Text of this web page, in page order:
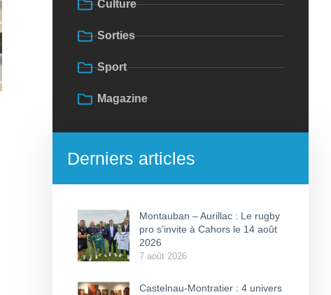
Culture
Sorties
Sport
Magazine
Derniers articles
Montauban – Aurillac : Le rugby
pro s’invite à Cahors le 14 août
2026
7 août 2026
Castelnau-Montratier : 4 univers